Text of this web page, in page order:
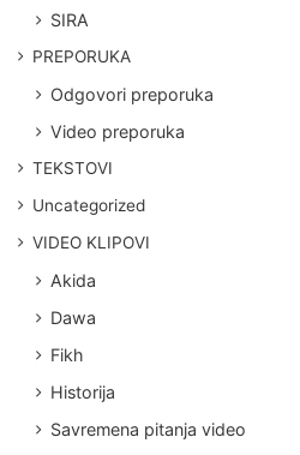
SIRA
PREPORUKA
Odgovori preporuka
Video preporuka
TEKSTOVI
Uncategorized
VIDEO KLIPOVI
Akida
Dawa
Fikh
Historija
Savremena pitanja video